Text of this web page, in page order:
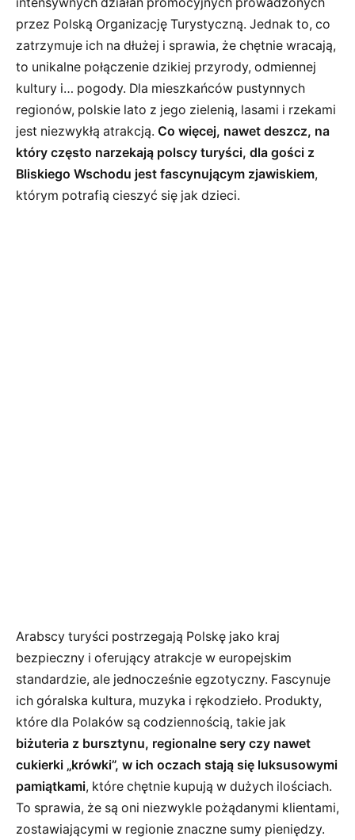
przez Polską Organizację Turystyczną. Jednak to, co
zatrzymuje ich na dłużej i sprawia, że chętnie wracają,
to unikalne połączenie dzikiej przyrody, odmiennej
kultury i… pogody. Dla mieszkańców pustynnych
regionów, polskie lato z jego zielenią, lasami i rzekami
jest niezwykłą atrakcją. Co więcej, nawet deszcz, na
który często narzekają polscy turyści, dla gości z
Bliskiego Wschodu jest fascynującym zjawiskiem,
którym potrafią cieszyć się jak dzieci.
Arabscy turyści postrzegają Polskę jako kraj
bezpieczny i oferujący atrakcje w europejskim
standardzie, ale jednocześnie egzotyczny. Fascynuje
ich góralska kultura, muzyka i rękodzieło. Produkty,
które dla Polaków są codziennością, takie jak
biżuteria z bursztynu, regionalne sery czy nawet
cukierki „krówki”, w ich oczach stają się luksusowymi
pamiątkami, które chętnie kupują w dużych ilościach.
To sprawia, że są oni niezwykle pożądanymi klientami,
zostawiającymi w regionie znaczne sumy pieniędzy.